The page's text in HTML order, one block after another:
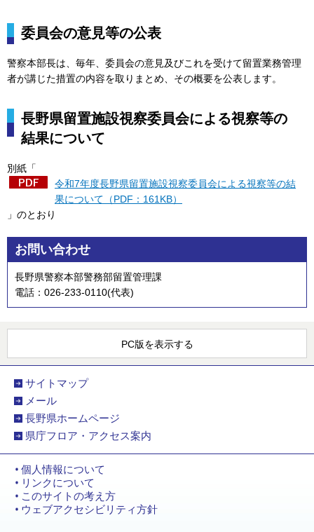
委員会の意見等の公表
警察本部長は、毎年、委員会の意見及びこれを受けて留置業務管理
者が講じた措置の内容を取りまとめ、その概要を公表します。
長野県留置施設視察委員会による視察等の
結果について
別紙「
令和7年度長野県留置施設視察委員会による視察等の結
果について（PDF：161KB）
」のとおり
お問い合わせ
長野県警察本部警務部留置管理課
電話：026-233-0110(代表)
PC版を表示する
サイトマップ
メール
長野県ホームページ
県庁フロア・アクセス案内
個人情報について
リンクについて
このサイトの考え方
ウェブアクセシビリティ方針